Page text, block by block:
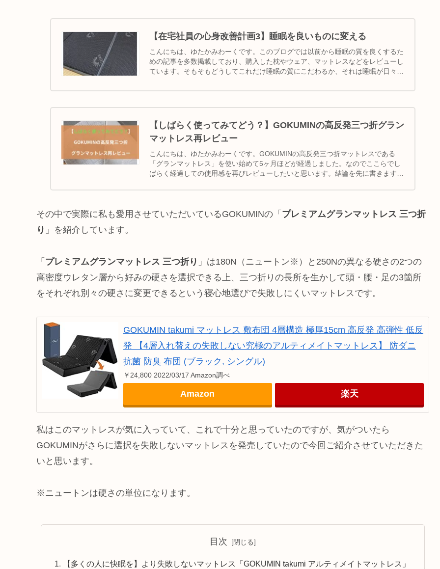
【在宅社員の心身改善計画3】睡眠を良いものに変える
こんにちは、ゆたかみわーくです。このブログでは以前から睡眠の質を良くするた
めの記事を多数掲載しており、購入した枕やウェア、マットレスなどをレビューし
ています。そもそもどうしてこれだけ睡眠の質にこだわるか、それは睡眠が日々の
【しばらく使ってみてどう？】GOKUMINの高反発三つ折グラン
マットレス再レビュー
こんにちは、ゆたかみわーくです。GOKUMINの高反発三つ折マットレスである
「グランマットレス」を使い始めて5ヶ月ほどが経過しました。なのでここらでし
ばらく経過しての使用感を再びレビューしたいと思います。結論を先に書きますと
その中で実際に私も愛用させていただいているGOKUMINの「 プレミアムグランマットレス 三つ折
り 」を紹介しています。
「 プレミアムグランマットレス 三つ折り 」は180N（ニュートン※）と250Nの異なる硬さの2つの
高密度ウレタン層から好みの硬さを選択できる上、三つ折りの長所を生かして頭・腰・足の3箇所
をそれぞれ別々の硬さに変更できるという寝心地選びで失敗しにくいマットレスです。
GOKUMIN takumi マットレス 敷布団 4層構造 極厚15cm 高反発 高弾性 低反
発 【4層入れ替えの失敗しない究極のアルティメイトマットレス】 防ダニ
抗菌 防臭 布団 (ブラック, シングル)
￥24,800 2022/03/17 Amazon調べ
Amazon 楽天
私はこのマットレスが気に入っていて、これで十分と思っていたのですが、気がついたら
GOKUMINがさらに選択を失敗しないマットレスを発売していたので今回ご紹介させていただきた
いと思います。
※ニュートンは硬さの単位になります。
目次
【多くの人に快眠を】より失敗しないマットレス「GOKUMIN takumi アルティメイトマットレス」